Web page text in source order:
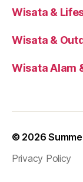
Wisata &
Wisata &
Wisata Alam
© 2026
Privacy Policy